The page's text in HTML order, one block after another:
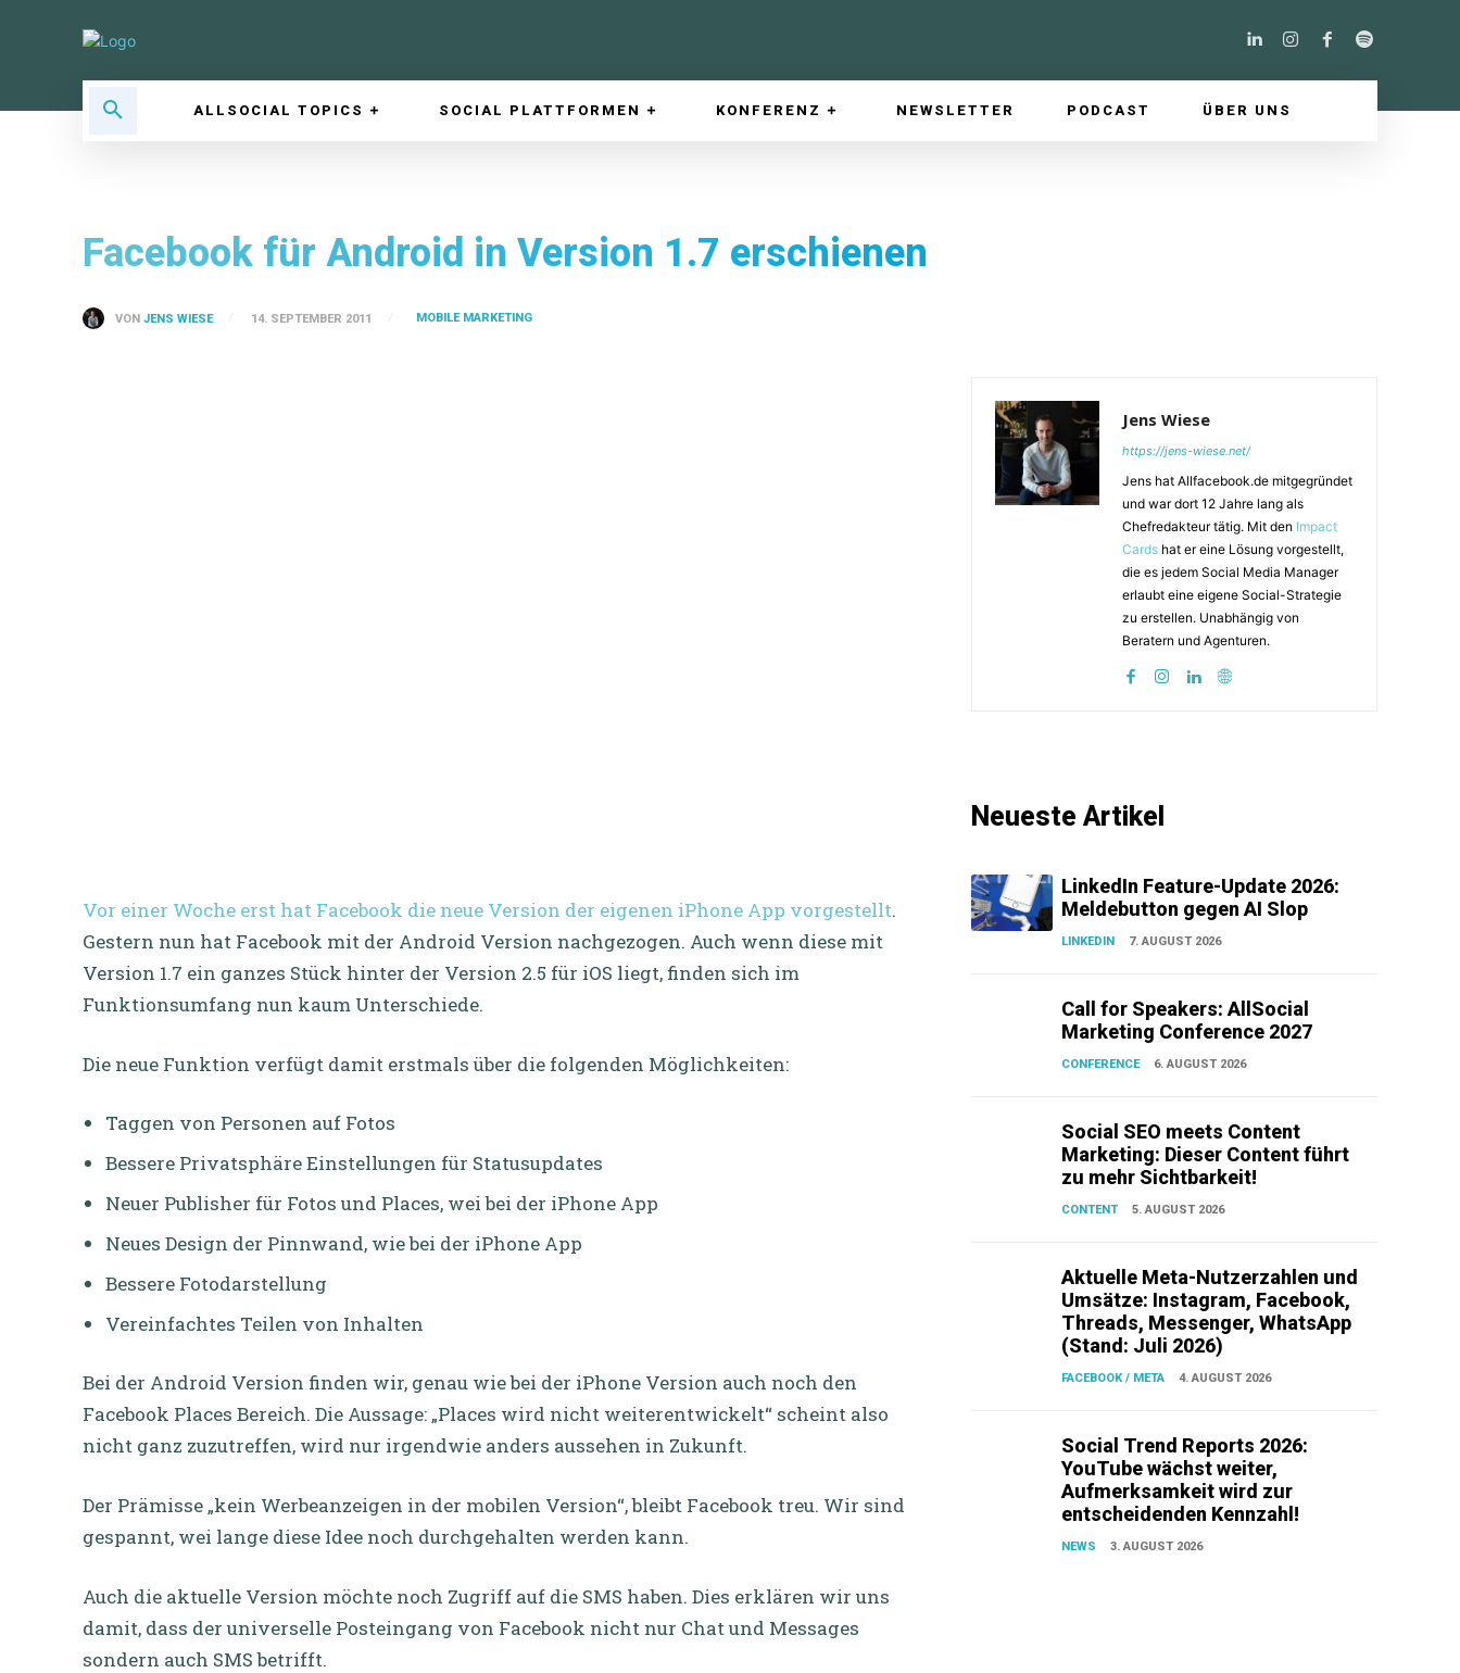
ALLSOCIAL TOPICS SOCIAL PLATTFORMEN KONFERENZ NEWSLETTER PODCAST ÜBER UNS
Facebook für Android in Version 1.7 erschienen
VON JENS WIESE 14. SEPTEMBER 2011 MOBILE MARKETING
Vor einer Woche erst hat Facebook die neue Version der eigenen iPhone App vorgestellt.
Gestern nun hat Facebook mit der Android Version nachgezogen. Auch wenn diese mit
Version 1.7 ein ganzes Stück hinter der Version 2.5 für iOS liegt, finden sich im
Funktionsumfang nun kaum Unterschiede.
Die neue Funktion verfügt damit erstmals über die folgenden Möglichkeiten:
Taggen von Personen auf Fotos
Bessere Privatsphäre Einstellungen für Statusupdates
Neuer Publisher für Fotos und Places, wei bei der iPhone App
Neues Design der Pinnwand, wie bei der iPhone App
Bessere Fotodarstellung
Vereinfachtes Teilen von Inhalten
Bei der Android Version finden wir, genau wie bei der iPhone Version auch noch den
Facebook Places Bereich. Die Aussage: „Places wird nicht weiterentwickelt“ scheint also
nicht ganz zuzutreffen, wird nur irgendwie anders aussehen in Zukunft.
Der Prämisse „kein Werbeanzeigen in der mobilen Version“, bleibt Facebook treu. Wir sind
gespannt, wei lange diese Idee noch durchgehalten werden kann.
Auch die aktuelle Version möchte noch Zugriff auf die SMS haben. Dies erklären wir uns
damit, dass der universelle Posteingang von Facebook nicht nur Chat und Messages
sondern auch SMS betrifft.
Jens Wiese
https://jens-wiese.net/
Jens hat Allfacebook.de mitgegründet
und war dort 12 Jahre lang als
Chefredakteur tätig. Mit den Impact
Cards hat er eine Lösung vorgestellt,
die es jedem Social Media Manager
erlaubt eine eigene Social-Strategie
zu erstellen. Unabhängig von
Beratern und Agenturen.
Neueste Artikel
LinkedIn Feature-Update 2026:
Meldebutton gegen AI Slop
LINKEDIN 7. AUGUST 2026
Call for Speakers: AllSocial
Marketing Conference 2027
CONFERENCE 6. AUGUST 2026
Social SEO meets Content
Marketing: Dieser Content führt
zu mehr Sichtbarkeit!
CONTENT 5. AUGUST 2026
Aktuelle Meta-Nutzerzahlen und
Umsätze: Instagram, Facebook,
Threads, Messenger, WhatsApp
(Stand: Juli 2026)
FACEBOOK / META 4. AUGUST 2026
Social Trend Reports 2026:
YouTube wächst weiter,
Aufmerksamkeit wird zur
entscheidenden Kennzahl!
NEWS 3. AUGUST 2026